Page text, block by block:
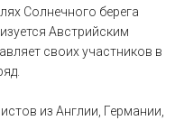
Солнечного берега
Австрийским
своих участников в
из Англии, Германии,